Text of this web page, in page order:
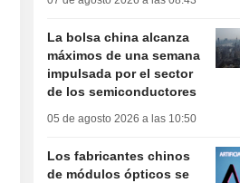
La bolsa china alcanza
máximos de una semana
impulsada por el sector
de los semiconductores
05 de agosto 2026 a las 10:50
Los fabricantes chinos
de módulos ópticos se